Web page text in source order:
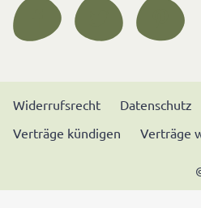
Widerrufsrecht Datenschutz
Verträge kündigen
Verträge